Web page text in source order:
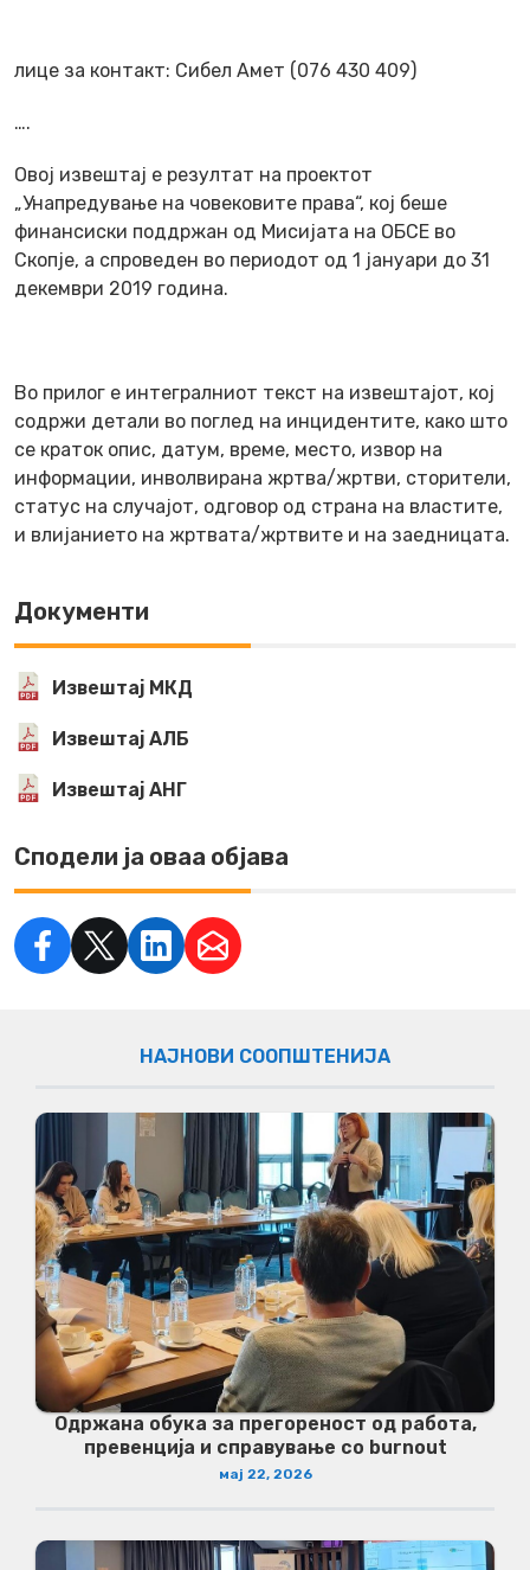
лице за контакт: Сибел Амет (076 430 409)
….
Овој извештај е резултат на проектот
„Унапредување на човековите права“, кој беше
финансиски поддржан од Мисијата на ОБСЕ во
Скопје, а спроведен во периодот од 1 јануари до 31
декември 2019 година.
Во прилог е интегралниот текст на извештајот, кој
содржи детали во поглед на инцидентите, како што
се краток опис, датум, време, место, извор на
информации, инволвирана жртва/жртви, сторители,
статус на случајот, одговор од страна на властите,
и влијанието на жртвата/жртвите и на заедницата.
Документи
Извештај МКД
Извештај АЛБ
Извештај АНГ
Сподели ја оваа објава
НАЈНОВИ СООПШТЕНИЈА
Одржана обука за прегореност од работа,
превенција и справување со burnout
мај 22, 2026